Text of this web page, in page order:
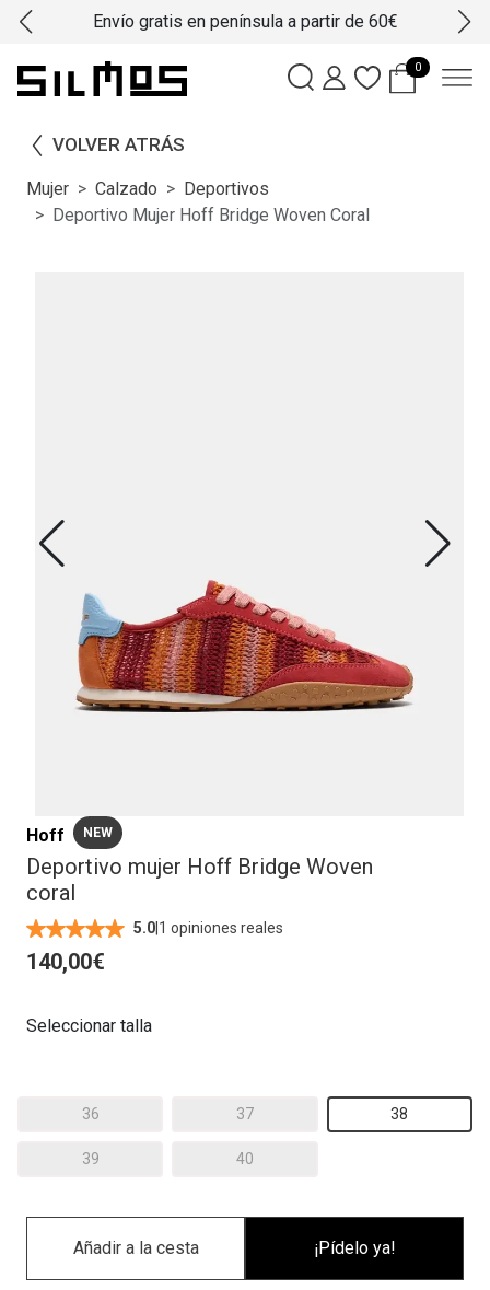
Envío gratis en península a partir de 60€
0
VOLVER ATRÁS
Mujer Calzado
Deportivos
Deportivo Mujer Hoff Bridge Woven Coral
Hoff NEW
Deportivo mujer Hoff Bridge Woven
coral
5.0 1 opiniones reales
140,00€
Seleccionar talla
36 37 38
39 40
¡Pídelo ya!